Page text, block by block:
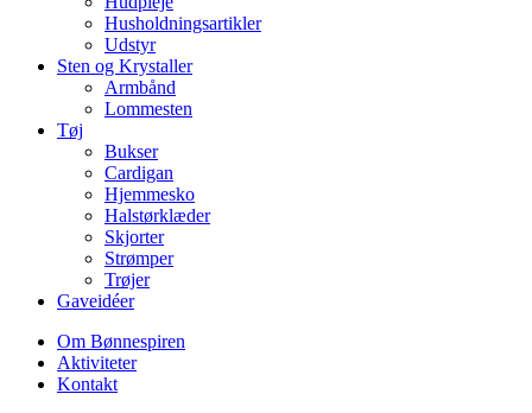
Husholdningsartikler
Udstyr
Sten og Krystaller
Armbånd
Lommesten
Tøj
Bukser
Cardigan
Hjemmesko
Halstørklæder
Skjorter
Strømper
Trøjer
Gaveidéer
Om Bønnespiren
Aktiviteter
Kontakt